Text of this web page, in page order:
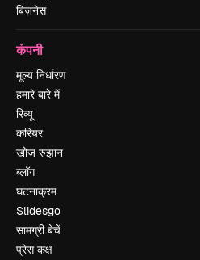
बिज़नेस
कंपनी
मूल्य निर्धारण
हमारे बारे में
रिव्यू
करियर
खोज रुझान
ब्लॉग
घटनाक्रम
Slidesgo
सामग्री बेचें
प्रेस कक्ष